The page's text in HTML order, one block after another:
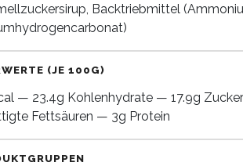
Backtriebmittel
(JE 100G)
— 23.4g Kohlenhydrate — 17.9g
Fettsäuren — 3g Protein